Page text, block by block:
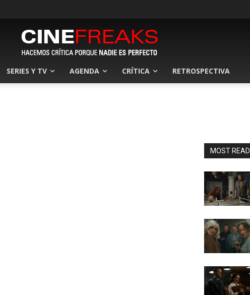
SERIES Y TV AGENDA CRÍTICA RETROSPECTIVA
MOST READ